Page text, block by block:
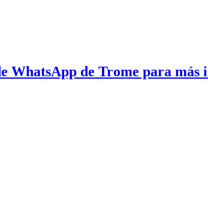
WhatsApp de Trome para más